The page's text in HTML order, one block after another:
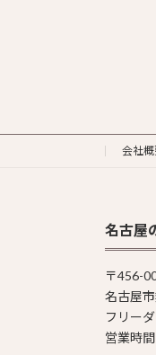
会社
名古屋
〒456-
名古屋
フリー
営業時